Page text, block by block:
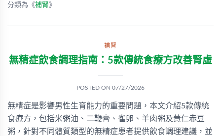
分類為《補腎》
補腎
無精症飲食調理指南：5款傳統食療方改善腎虛
POSTED ON 07/27/2026
無精症是影響男性生育能力的重要問題，本文介紹5款傳統
食療方，包括米粥油、二鞭膏、雀卵、羊肉粥及薏仁赤豆
粥，針對不同體質類型的無精症患者提供飲食調理建議，並